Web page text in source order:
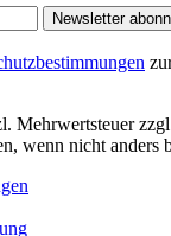
Newsletter
Mehrwertsteuer
wenn nicht anders